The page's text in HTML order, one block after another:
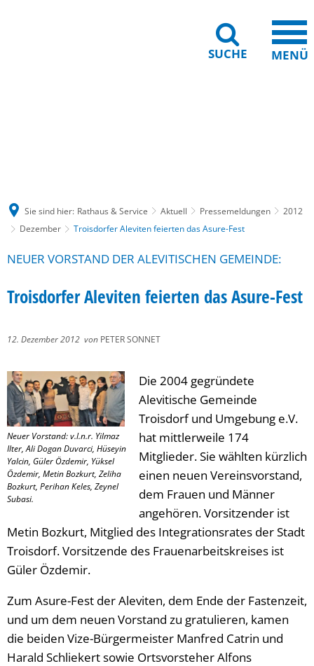
SUCHE MENÜ
Sie sind hier: Rathaus & Service Aktuell Pressemeldungen
2012
Dezember
Troisdorfer Aleviten feierten das Asure-Fest
NEUER VORSTAND DER ALEVITISCHEN GEMEINDE:
Troisdorfer Aleviten feierten das Asure-Fest
12. Dezember 2012 von PETER SONNET
Neuer Vorstand: v.l.n.r. Yilmaz
Ilter, Ali Dogan Duvarci, Hüseyin
Yalcin, Güler Özdemir, Yüksel
Özdemir, Metin Bozkurt, Zeliha
Bozkurt, Perihan Keles, Zeynel
Subasi.
Die 2004 gegründete
Alevitische Gemeinde
Troisdorf und Umgebung e.V.
hat mittlerweile 174
Mitglieder. Sie wählten kürzlich
einen neuen Vereinsvorstand,
dem Frauen und Männer
angehören. Vorsitzender ist
Metin Bozkurt, Mitglied des Integrationsrates der Stadt
Troisdorf. Vorsitzende des Frauenarbeitskreises ist
Güler Özdemir.
Zum Asure-Fest der Aleviten, dem Ende der Fastenzeit,
und um dem neuen Vorstand zu gratulieren, kamen
die beiden Vize-Bürgermeister Manfred Catrin und
Harald Schliekert sowie Ortsvorsteher Alfons